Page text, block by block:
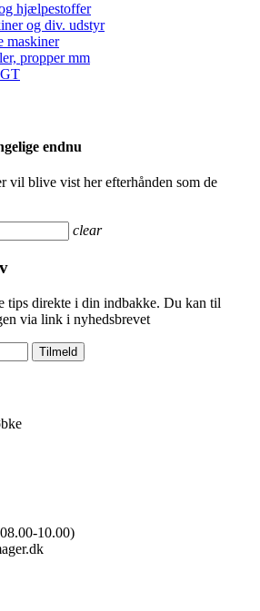
hjælpestoffer
og div. udstyr
maskiner
propper mm
endnu
vil blive vist her efterhånden som de
clear
tips direkte i din indbakke. Du kan til
via link i nyhedsbrevet
Tilmeld
10.00)